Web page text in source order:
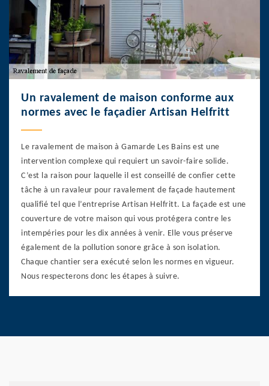
Un ravalement de maison conforme aux
normes avec le façadier Artisan Helfritt
Le ravalement de maison à Gamarde Les Bains est une
intervention complexe qui requiert un savoir-faire solide.
C’est la raison pour laquelle il est conseillé de confier cette
tâche à un ravaleur pour ravalement de façade hautement
qualifié tel que l’entreprise Artisan Helfritt. La façade est une
couverture de votre maison qui vous protégera contre les
intempéries pour les dix années à venir. Elle vous préserve
également de la pollution sonore grâce à son isolation.
Chaque chantier sera exécuté selon les normes en vigueur.
Nous respecterons donc les étapes à suivre.